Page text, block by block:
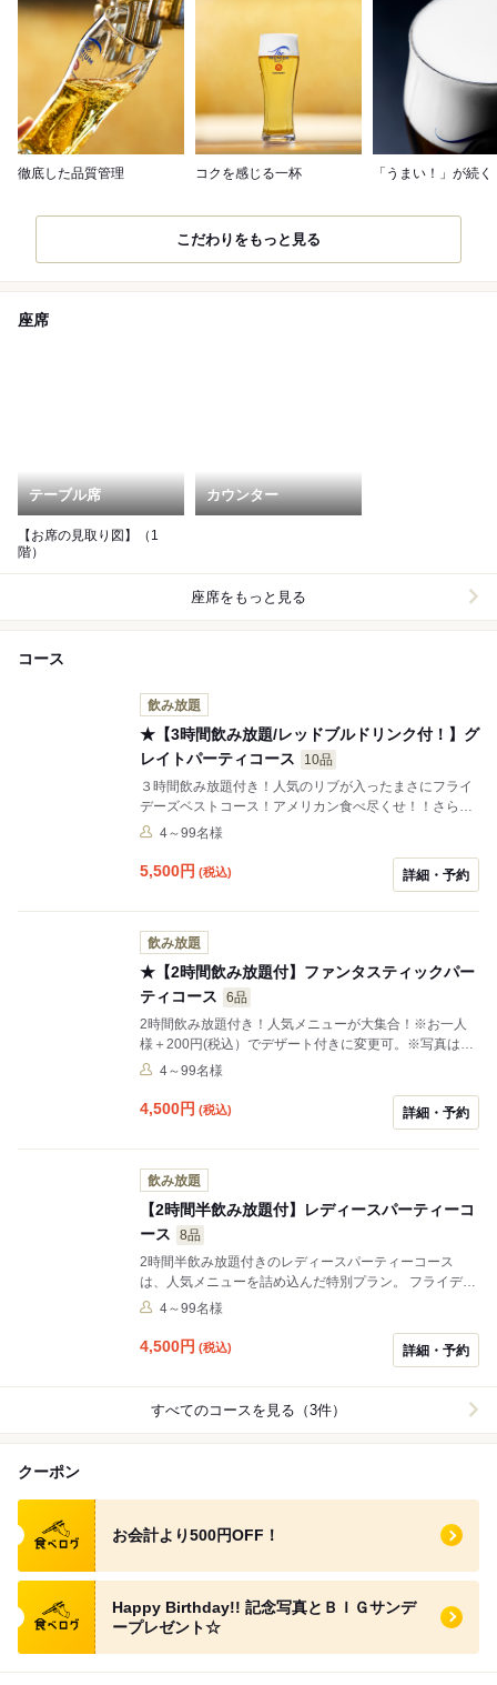
徹底した品質管理 コクを感じる一杯 「うまい！」が続く
こだわりをもっと見る
座席
テーブル席
【お席の見取り図】（1
階）
カウンター
座席をもっと見る
コース
飲み放題
★【3時間飲み放題/レッドブルドリンク付！】グ
レイトパーティコース
10品
３時間飲み放題付き！人気のリブが入ったまさにフライ
デーズベストコース！アメリカン食べ尽くせ！！さらに
ドリンクのラインナップにレッドブルが追加！※お一人
です
4～99名様
5,500円 (税込) 詳細・予約
飲み放題
★【2時間飲み放題付】ファンタスティックパー
ティコース
6品
2時間飲み放題付き！人気メニューが大集合！※お一人
様＋200円(税込）でデザート付きに変更可。※写真はイ
メージです
4～99名様
4,500円 (税込) 詳細・予約
飲み放題
【2時間半飲み放題付】レディースパーティーコ
ース
8品
2時間半飲み放題付きのレディースパーティーコース
は、人気メニューを詰め込んだ特別プラン。 フライデー
ズフライのおかわり自由や、女子会限定のミニサンデー
4～99名様
4,500円 (税込) 詳細・予約
すべてのコースを見る（3件）
クーポン
食べログ クーポン
お会計より500円OFF！
食べログ クーポン
Happy Birthday!! 記念写真とＢＩＧサンデ
ープレゼント☆